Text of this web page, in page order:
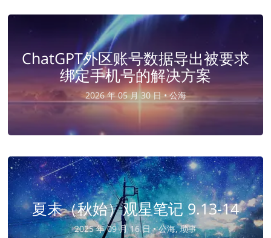
ChatGPT外区账号数据导出被要求
绑定手机号的解决方案
2026 年 05 月 30 日 •公海
夏末（秋始）观星笔记 9.13-14
2025 年 09 月 16 日 •公海, 琐事